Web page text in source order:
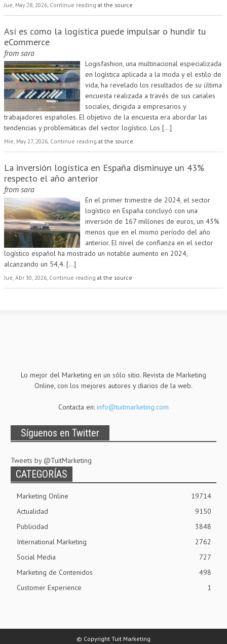
Jue, May 28, 2026, Continue reading at the source
Así es como la logística puede impulsar o hundir tu
eCommerce
from sara
Logisfashion, una multinacional especializada
en logística aplicada a la moda y el estilo de
vida, ha revelado los resultados de su última
encuesta realizada a través de sus canales
sociales, dirigida a empresarios y
trabajadores españoles. El objetivo de la encuesta era abordar las
tendencias y problemáticas del sector logístico. Los [...]
Mie, May 27, 2026, Continue reading at the source
La inversión logística en España disminuye un 43%
respecto el año anterior
from sara
En el primer trimestre de 2024, el sector
logístico en España concluyó con una
inversión de 167 millones de euros, un 43%
menos que en el mismo período del año
anterior. El nivel de confianza en el sector
logístico español ha mostrado un notable aumento en 2024,
alcanzando un 54,4. [...]
Jue, Abr 30, 2026, Continue reading at the source
Lo mejor del Marketing en un sólo sitio. Revista de Marketing
Online, con los mejores autores y diarios de la web.
Contacta en: info@tuitmarketing.com
Síguenos en Twitter
Tweets by @TuitMarketing
CATEGORÍAS
Marketing Online
19714
Actualidad
9150
Publicidad
3848
International Marketing
2762
Social Media
727
Marketing de Contenidos
498
Customer Experience
1
© Copyright Tuit Marketing